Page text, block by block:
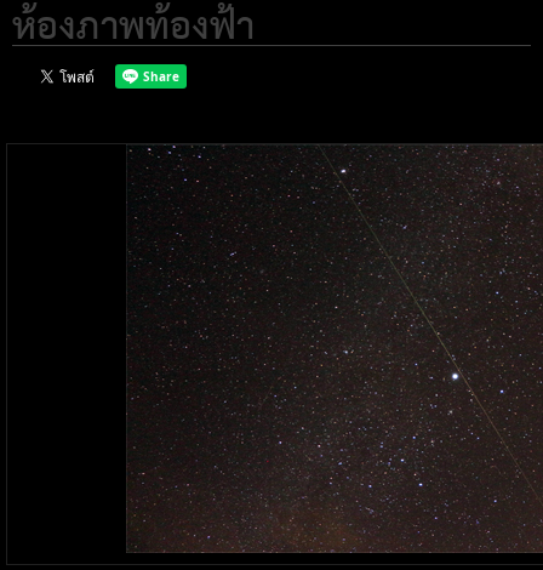
ห้องภาพท้องฟ้า